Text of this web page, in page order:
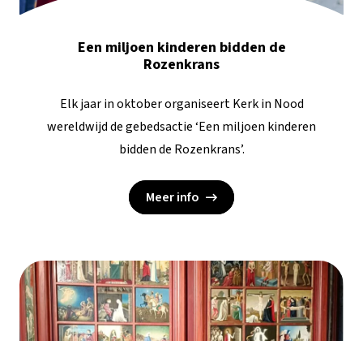
Een miljoen kinderen bidden de
Rozenkrans
Elk jaar in oktober organiseert Kerk in Nood
wereldwijd de gebedsactie ‘Een miljoen kinderen
bidden de Rozenkrans’.
Meer info